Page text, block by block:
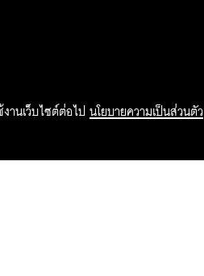
านเว็บไซต์ต่อไป นโยบายความเป็นส่วนตัว